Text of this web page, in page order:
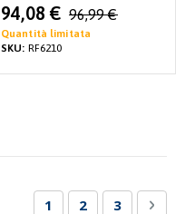
Special
Price
94,08 € 96,99 €
Quantità limitata
SKU: RF6210
Pagina
Attualmente stai
1 Pagina
2 Pagina
3